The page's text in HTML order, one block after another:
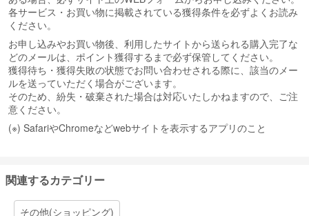
各サービス・お買い物に掲載されている獲得条件を必ずよくお読み
ください。
お申し込みやお買い物後、利用したサイトから送られる購入完了な
どのメールは、ポイント獲得するまで必ず保管してください。
獲得待ち・獲得失敗の状態でお問い合わせされる際に、該当のメー
ルを送っていただく場合がございます。
そのため、紛失・破棄された場合は対応いたしかねますので、ご注
意ください。
(※) SafariやChromeなどwebサイトを表示するアプリのこと
関連するカテゴリー
その他(ショッピング)